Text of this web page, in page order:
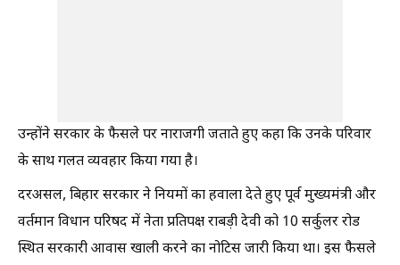
उन्होंने सरकार के फैसले पर नाराजगी जताते हुए कहा कि उनके परिवार
के साथ गलत व्यवहार किया गया है।
दरअसल, बिहार सरकार ने नियमों का हवाला देते हुए पूर्व मुख्यमंत्री और
वर्तमान विधान परिषद में नेता प्रतिपक्ष राबड़ी देवी को 10 सर्कुलर रोड
स्थित सरकारी आवास खाली करने का नोटिस जारी किया था। इस फैसले